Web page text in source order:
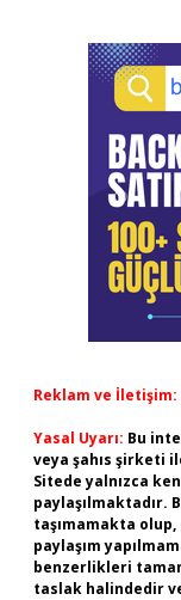
Reklam ve İletişim:
Yasal Uyarı: Bu
veya şahıs şirketi
Sitede yalnızca
paylaşılmaktadır.
taşımamakta
paylaşım
benzerlikleri
taslak halindedir